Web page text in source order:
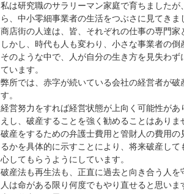
私は研究職のサラリーマン家庭で育ちました
ら、中小零細事業者の生活をつぶさに見てきま
商店街の人達は、皆、それぞれの仕事の専門家
しかし、時代も人も変わり、小さな事業者の
そのような中で、人が自分の生き方を見失わ
ています。
弊所では、赤字が続いている会社の経営者が
す。
経営努力をすれば経営状態が上向く可能性が
えし、破産することを強く勧めることはありま
破産をするための弁護士費用と管財人の費用
るかを具体的に示すことにより、将来破産し
心してもらうようにしています。
破産法も再生法も、正直に過去と向き合う人を
人は命がある限り何度でもやり直せると思い